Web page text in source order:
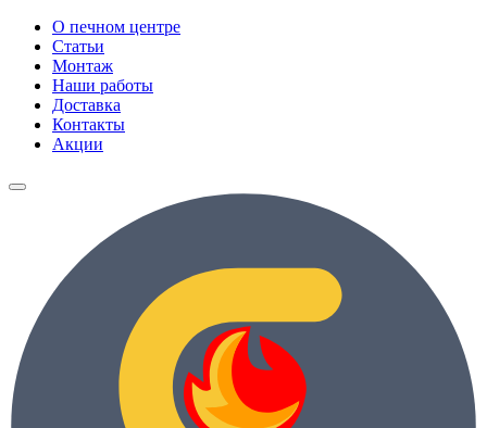
О печном центре
Статьи
Монтаж
Наши работы
Доставка
Контакты
Акции